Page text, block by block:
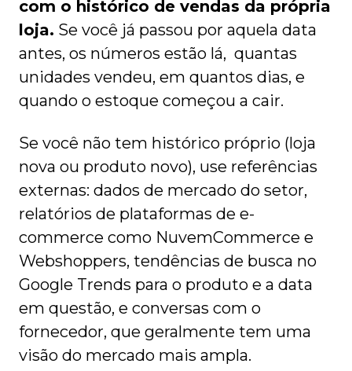
com o histórico de vendas da própria
loja. Se você já passou por aquela data
antes, os números estão lá, quantas
unidades vendeu, em quantos dias, e
quando o estoque começou a cair.
Se você não tem histórico próprio (loja
nova ou produto novo), use referências
externas: dados de mercado do setor,
relatórios de plataformas de e-
commerce como NuvemCommerce e
Webshoppers, tendências de busca no
Google Trends para o produto e a data
em questão, e conversas com o
fornecedor, que geralmente tem uma
visão do mercado mais ampla.